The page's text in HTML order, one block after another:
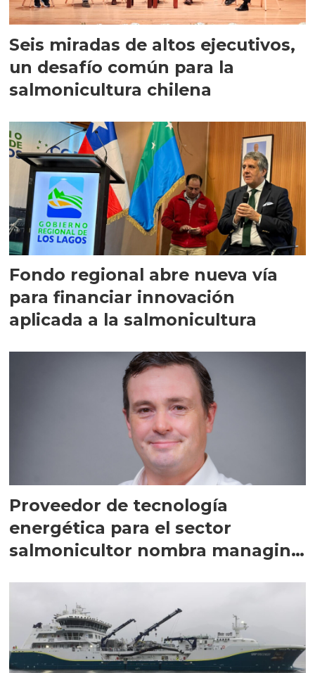
Seis miradas de altos ejecutivos,
un desafío común para la
salmonicultura chilena
Fondo regional abre nueva vía
para financiar innovación
aplicada a la salmonicultura
Proveedor de tecnología
energética para el sector
salmonicultor nombra managing